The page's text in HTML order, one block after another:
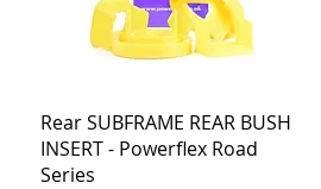
Greita peržiūra
Rear SUBFRAME REAR BUSH
INSERT - Powerflex Road
Series